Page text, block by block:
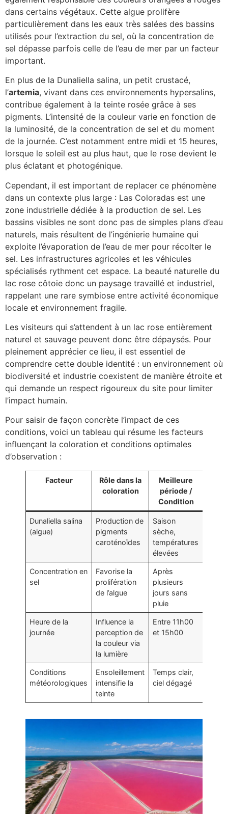
dans certains végétaux. Cette algue prolifère
particulièrement dans les eaux très salées des bassins
utilisés pour l’extraction du sel, où la concentration de
sel dépasse parfois celle de l’eau de mer par un facteur
important.
En plus de la Dunaliella salina, un petit crustacé,
l’artemia, vivant dans ces environnements hypersalins,
contribue également à la teinte rosée grâce à ses
pigments. L’intensité de la couleur varie en fonction de
la luminosité, de la concentration de sel et du moment
de la journée. C’est notamment entre midi et 15 heures,
lorsque le soleil est au plus haut, que le rose devient le
plus éclatant et photogénique.
Cependant, il est important de replacer ce phénomène
dans un contexte plus large : Las Coloradas est une
zone industrielle dédiée à la production de sel. Les
bassins visibles ne sont donc pas de simples plans d’eau
naturels, mais résultent de l’ingénierie humaine qui
exploite l’évaporation de l’eau de mer pour récolter le
sel. Les infrastructures agricoles et les véhicules
spécialisés rythment cet espace. La beauté naturelle du
lac rose côtoie donc un paysage travaillé et industriel,
rappelant une rare symbiose entre activité économique
locale et environnement fragile.
Les visiteurs qui s’attendent à un lac rose entièrement
naturel et sauvage peuvent donc être dépaysés. Pour
pleinement apprécier ce lieu, il est essentiel de
comprendre cette double identité : un environnement où
biodiversité et industrie coexistent de manière étroite et
qui demande un respect rigoureux du site pour limiter
l’impact humain.
Pour saisir de façon concrète l’impact de ces
conditions, voici un tableau qui résume les facteurs
influençant la coloration et conditions optimales
d’observation :
Facteur
Rôle dans la
coloration
Meilleure
période /
Condition
Dunaliella salina
(algue)
Production de
pigments
caroténoïdes
Saison
sèche,
températures
élevées
Concentration en
sel
Favorise la
prolifération
de l’algue
Après
plusieurs
jours sans
pluie
Heure de la
journée
Influence la
perception de
la couleur via
la lumière
Entre 11h00
et 15h00
Conditions
météorologiques
Ensoleillement
intensifie la
teinte
Temps clair,
ciel dégagé